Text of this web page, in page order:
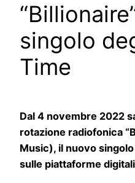
singolo
Time
Dal 4 novembre 2022
rotazione radiofonica
Music), il nuovo
sulle piattaforme